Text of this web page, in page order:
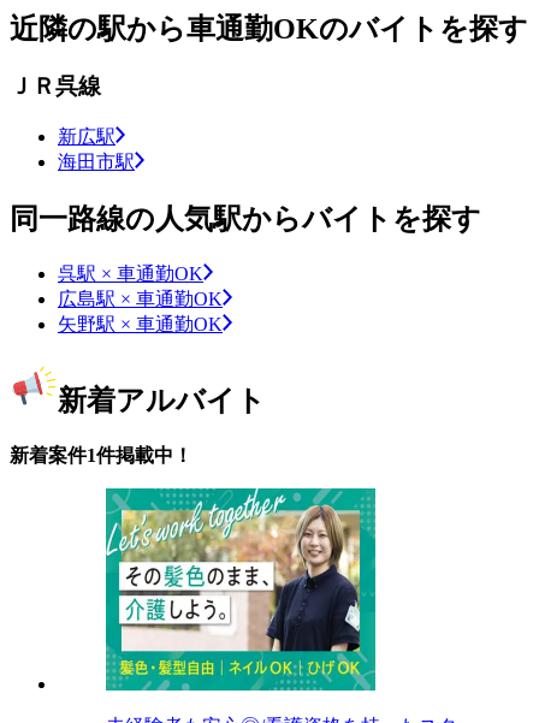
近隣の駅から車通勤OKのバイトを探す
ＪＲ呉線
新広駅
海田市駅
同一路線の人気駅からバイトを探す
呉駅 × 車通勤OK
広島駅 × 車通勤OK
矢野駅 × 車通勤OK
新着アルバイト
新着案件1件掲載中！